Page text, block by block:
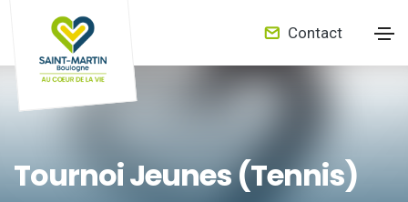
Contact
Tournoi Jeunes (Tennis)